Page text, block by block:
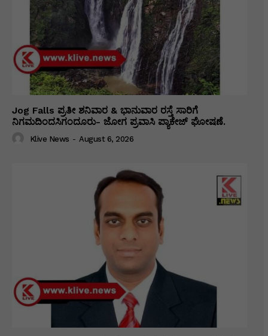
Jog Falls ಪ್ರತೀ ಶನಿವಾರ & ಭಾನುವಾರ ರಸ್ತೆ ಸಾರಿಗೆ
ನಿಗಮದಿಂದಸಿಗಂದೂರು- ಜೋಗ ಪ್ರವಾಸಿ ಪ್ಯಾಕೇಜ್ ಘೋಷಣೆ.
Klive News - August 6, 2026